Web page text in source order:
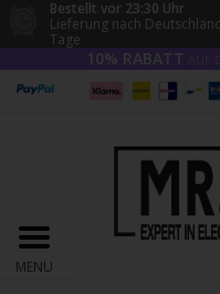
Bestellt vor 23:30 Uhr
Lieferung nach
Tage
10% RABATT
MENU